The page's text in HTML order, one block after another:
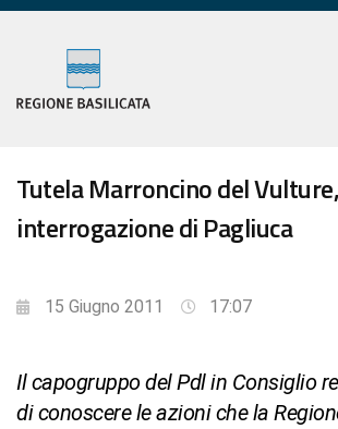
Tutela Marroncino del Vulture,
interrogazione di Pagliuca
15 Giugno 2011 17:07
Il capogruppo del Pdl in Consiglio
di conoscere le azioni che la